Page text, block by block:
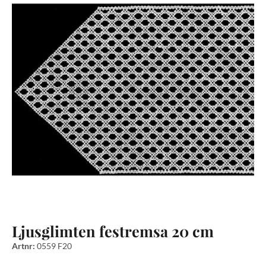
Ljusglimten festremsa 20 cm
Artnr: 0559 F20